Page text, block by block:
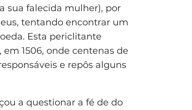
sua falecida mulher), por
tentando encontrar um
Esta periclitante
1506, onde centenas de
e repôs alguns
a questionar a fé de do